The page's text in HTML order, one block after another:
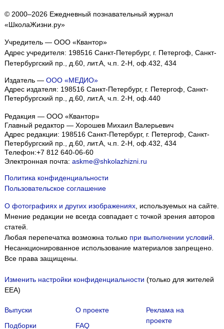
© 2000–2026 Ежедневный познавательный журнал
«ШколаЖизни.ру»
Учредитель — ООО «Квантор»
Адрес учредителя: 198516 Санкт-Петербург, г. Петергоф, Санкт-
Петербургский пр., д.60, лит.А, ч.п. 2-Н, оф.432, 434
Издатель — ООО «МЕДИО»
Адрес издателя: 198516 Санкт-Петербург, г. Петергоф, Санкт-
Петербургский пр., д.60, лит.А, ч.п. 2-Н, оф.440
Редакция — ООО «Квантор»
Главный редактор — Хорошев Михаил Валерьевич
Адрес редакции: 198516 Санкт-Петербург, г. Петергоф, Санкт-
Петербургский пр., д.60, лит.А, ч.п. 2-Н, оф.432, 434
Телефон:+7 812 640-06-60
Электронная почта: askme@shkolazhizni.ru
Политика конфиденциальности
Пользовательское соглашение
О фотографиях и других изображениях, используемых на сайте.
Мнение редакции не всегда совпадает с точкой зрения авторов
статей.
Любая перепечатка возможна только при выполнении условий.
Несанкционированное использование материалов запрещено.
Все права защищены.
Изменить настройки конфиденциальности (только для жителей
EEA)
Выпуски
Подборки
О проекте
FAQ
Реклама на
проекте